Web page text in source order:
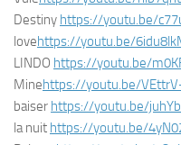
Destiny https://youtu.be/
lovehttps://youtu.be/
LINDO https://youtu.be/
Minehttps://youtu.be/
baiser https://youtu.be/
la nuit https://youtu.be/